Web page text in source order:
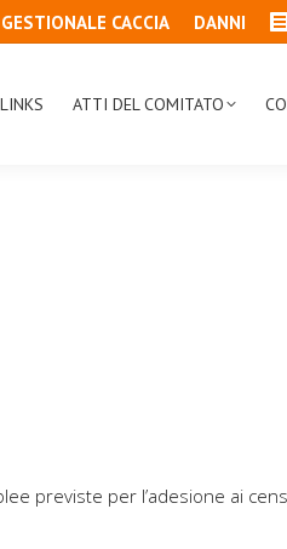
GESTIONALE CACCIA DANNI
LINKS ATTI DEL COMITATO
previste per l’adesione ai